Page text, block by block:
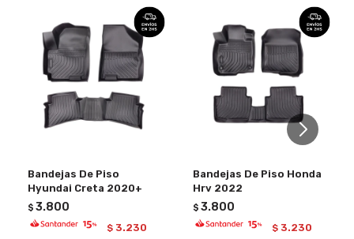
Bandejas De Piso
Hyundai Creta 2020+
$ 3.800
$ 3.230
Bandejas De Piso Honda
Hrv 2022
$ 3.800
$ 3.230